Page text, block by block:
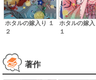
ホタルの嫁入り １
２
ホタルの嫁入
１
著作